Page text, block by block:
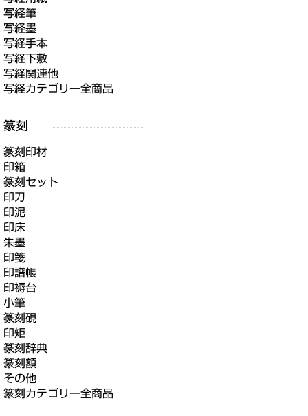
写経筆
写経墨
写経手本
写経下敷
写経関連他
写経カテゴリー全商品
篆刻印材
印箱
篆刻セット
印刀
印泥
印床
朱墨
印箋
印譜帳
印褥台
小筆
篆刻硯
印矩
篆刻辞典
篆刻額
その他
篆刻カテゴリー全商品